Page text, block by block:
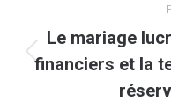
article
Le mariage
financiers et la